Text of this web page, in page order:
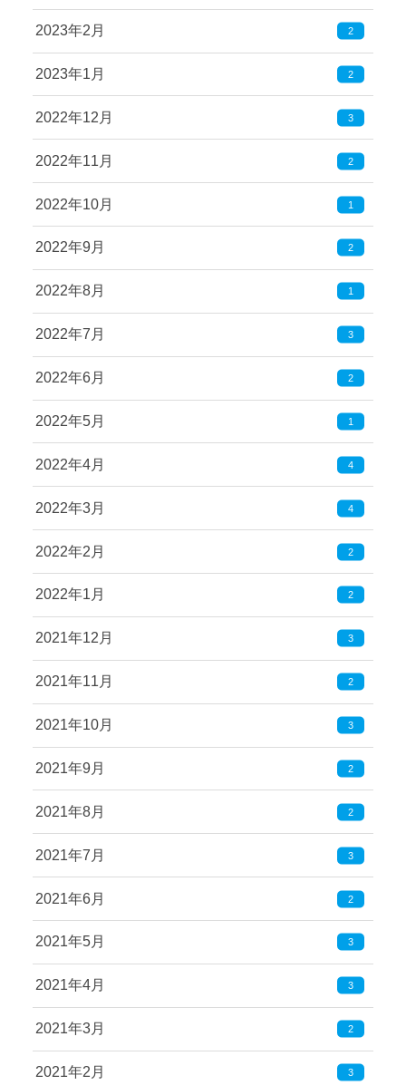
2023年2月 2
2023年1月 2
2022年12月 3
2022年11月 2
2022年10月 1
2022年9月 2
2022年8月 1
2022年7月 3
2022年6月 2
2022年5月 1
2022年4月 4
2022年3月 4
2022年2月 2
2022年1月 2
2021年12月 3
2021年11月 2
2021年10月 3
2021年9月 2
2021年8月 2
2021年7月 3
2021年6月 2
2021年5月 3
2021年4月 3
2021年3月 2
2021年2月 3